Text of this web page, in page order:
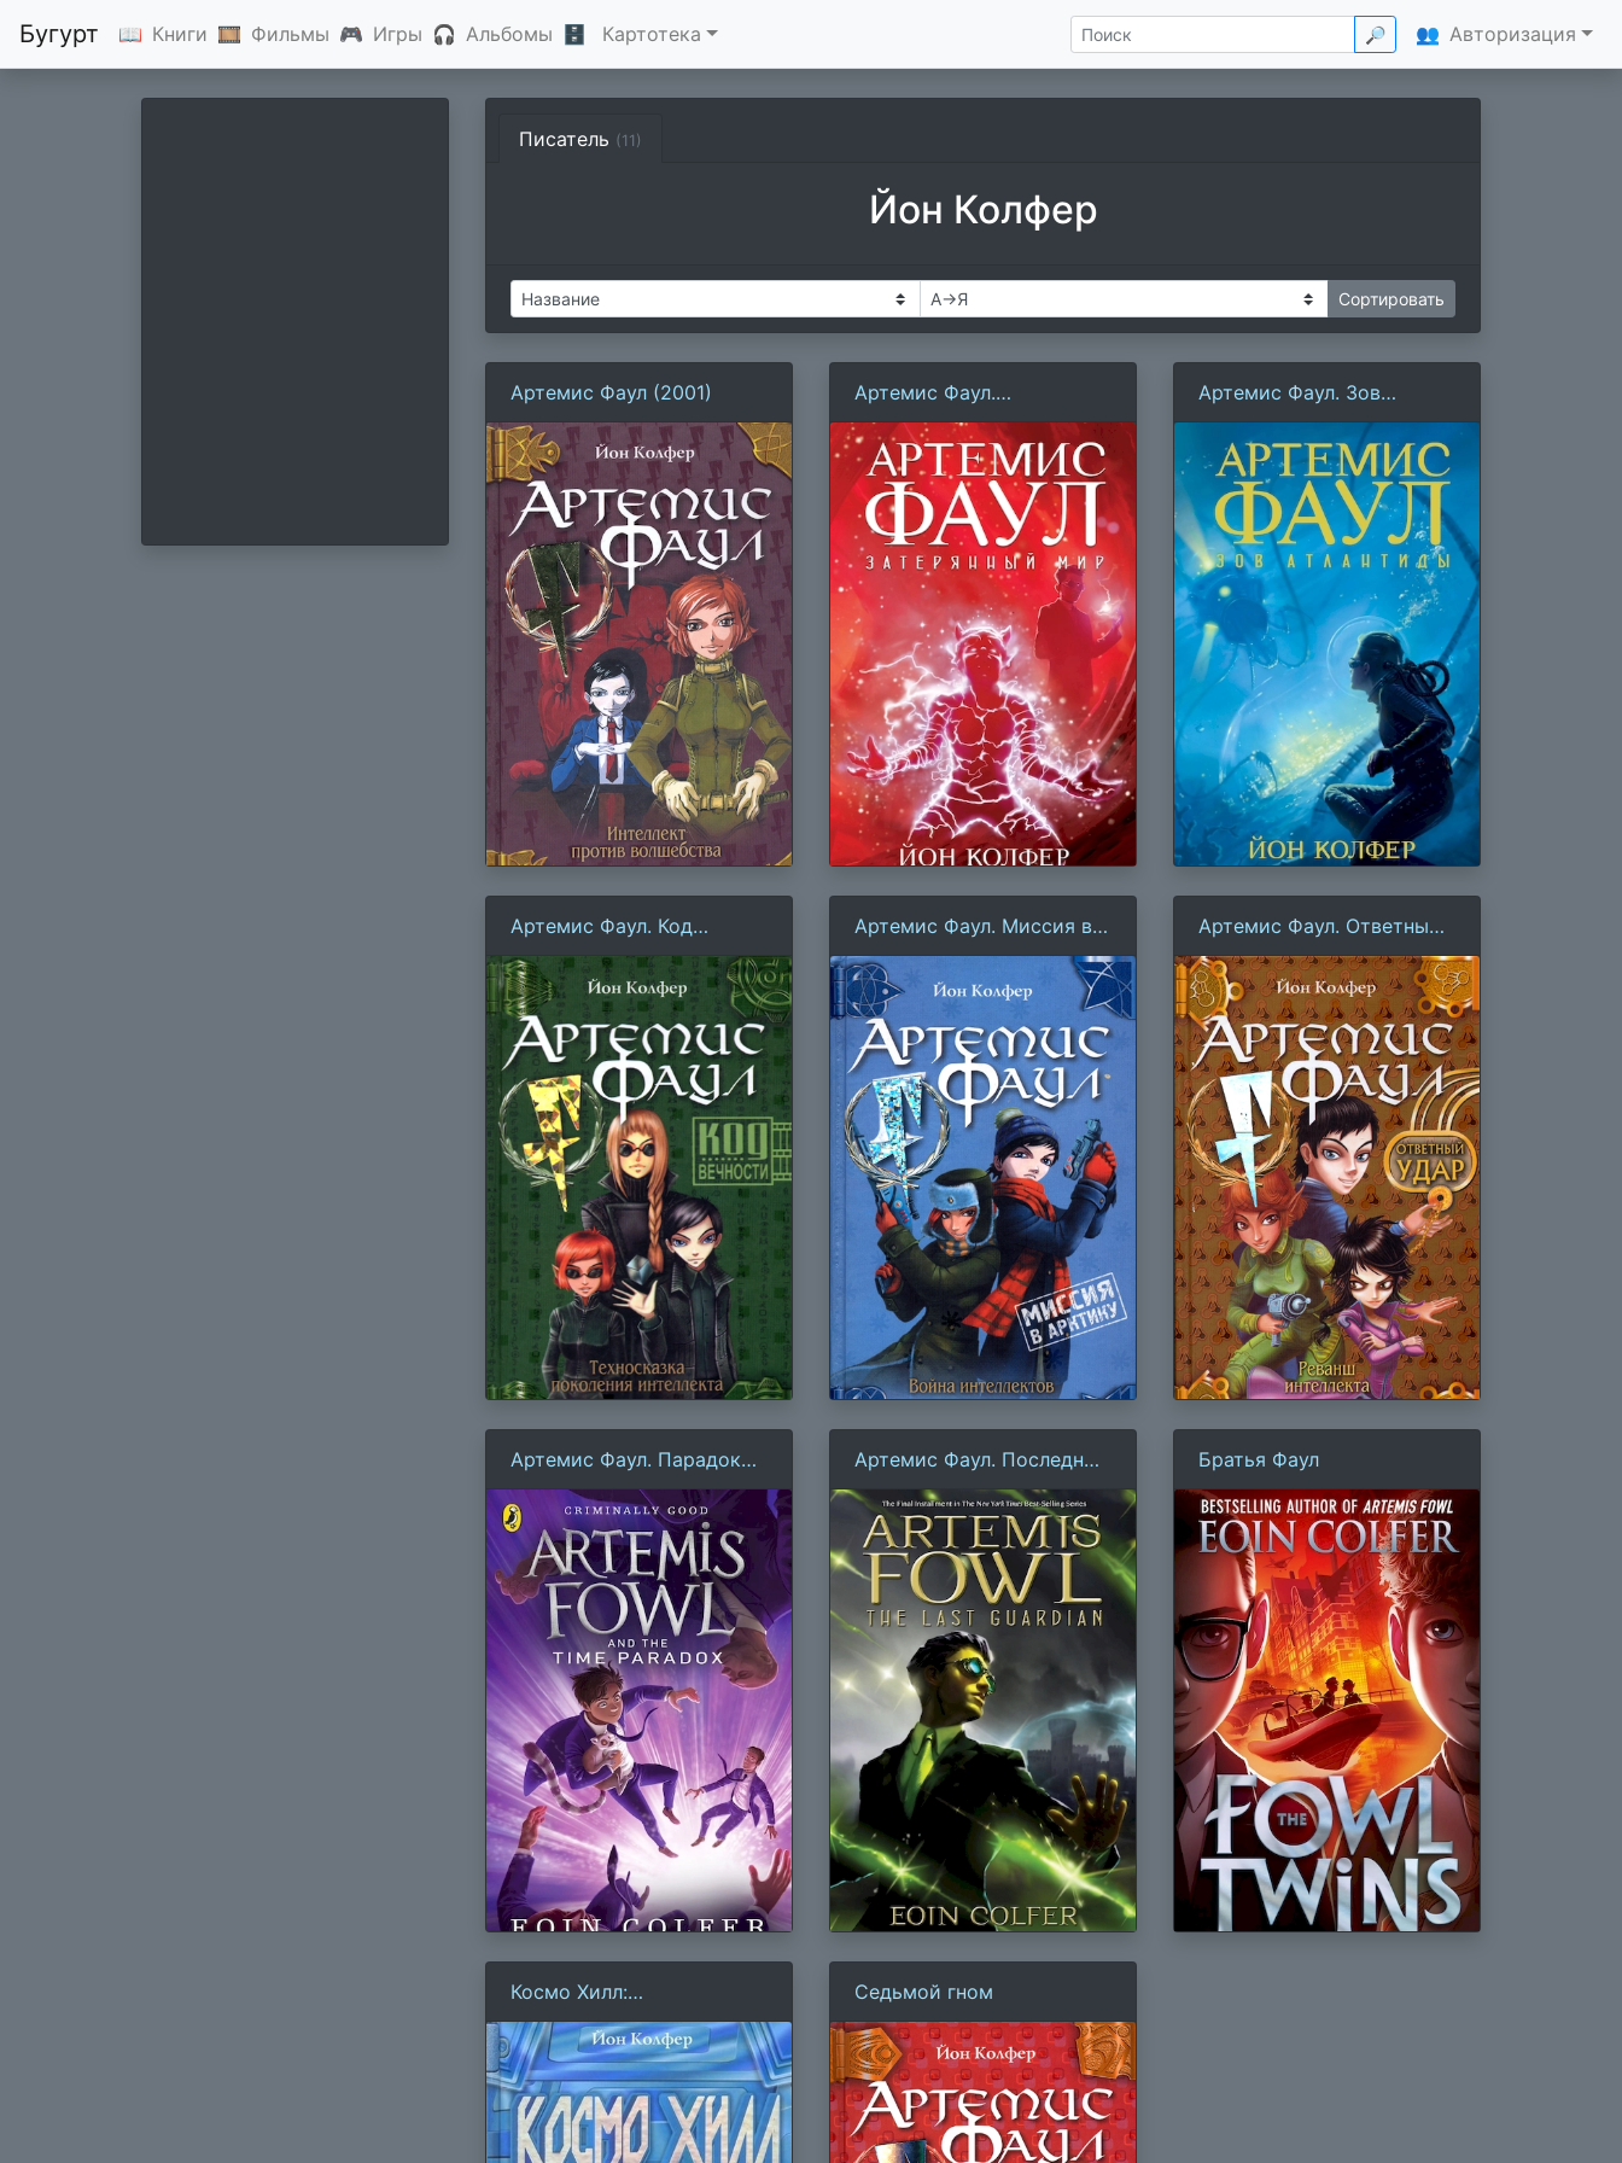
Бугурт 📖 Книги 🎞 Фильмы 🎮 Игры 🎧 Альбомы 🗄 Картотека 🔎 👥 Авторизация
Писатель (11)
Йон Колфер
Артемис Фаул (2001)
Артемис Фаул.
Затерянный мир
Артемис Фаул. Зов
Атлантиды
Артемис Фаул. Код
вечности
Артемис Фаул. Миссия в
Арктику
Артемис Фаул. Ответный
удар
Артемис Фаул. Парадокс
времени
Артемис Фаул. Последний
хранитель
Братья Фаул
Космо Хилл:
Супернатуралист
Седьмой гном